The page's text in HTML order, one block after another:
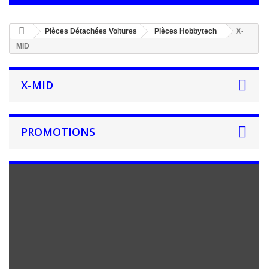
Pièces Détachées Voitures Pièces Hobbytech
X-
MID
X-MID
PROMOTIONS